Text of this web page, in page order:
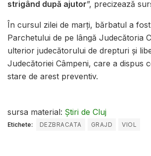
strigând după ajutor”, precizează
În cursul zilei de marţi, bărbatul a
Parchetului de pe lângă Judecătoria
ulterior judecătorului de drepturi şi
Judecătoriei Câmpeni, care a dispus
stare de arest preventiv.
sursa material: Știri de Cluj
Etichete: DEZBRACATA GRAJD VIOL